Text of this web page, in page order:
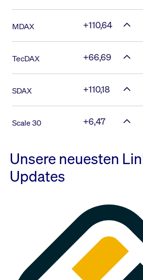
MDAX +110,64
TecDAX +66,69
SDAX +110,18
Scale 30 +6,47
Unsere neuesten
Updates